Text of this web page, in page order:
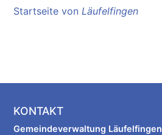
Startseite vonLäufelfingen
KONTAKT
Gemeindeverwaltung Läufelfingen